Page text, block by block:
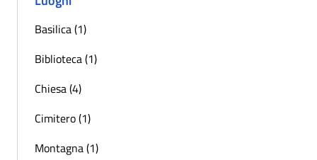
Basilica (1)
Biblioteca (1)
Chiesa (4)
Cimitero (1)
Montagna (1)